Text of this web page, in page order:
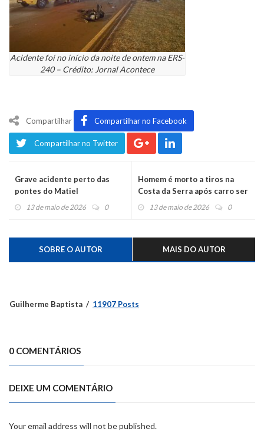
Acidente foi no início da noite de ontem na ERS-
240 – Crédito: Jornal Acontece
Compartilhar Compartilhar no Facebook
Compartilhar no Twitter
Grave acidente perto das
pontes do Matiel
13 de maio de 2026 0
Homem é morto a tiros na
Costa da Serra após carro ser
incendiado no Pesqueiro
13 de maio de 2026 0
SOBRE O AUTOR MAIS DO AUTOR
Guilherme Baptista 11907 Posts
0 COMENTÁRIOS
DEIXE UM COMENTÁRIO
Your email address will not be published.